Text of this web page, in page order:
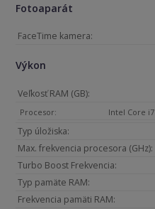
Fotoaparát
FaceTime kamera:
Výkon
Veľkosť RAM (GB):
Procesor: Intel Core i7
Typ úložiska:
Max. frekvencia procesora (GHz):
Turbo Boost Frekvencia:
Typ pamäte RAM:
Frekvencia pamäti RAM: